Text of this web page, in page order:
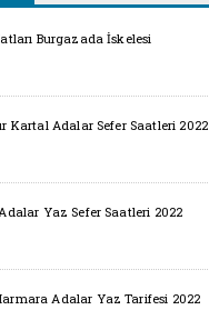
Burgazada İskelesi
Kartal Adalar Sefer Saatleri 2022
Yaz Sefer Saatleri 2022
Adalar Yaz Tarifesi 2022